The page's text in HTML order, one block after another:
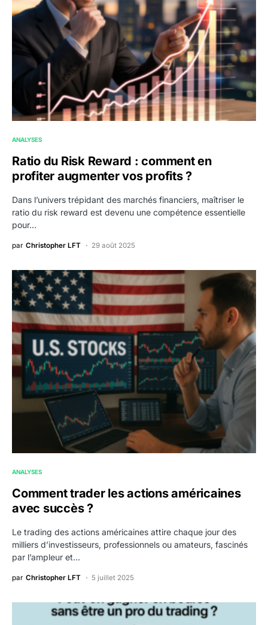
ANALYSES
Ratio du Risk Reward : comment en
profiter augmenter vos profits ?
Dans l’univers trépidant des marchés financiers, maîtriser le
ratio du risk reward est devenu une compétence essentielle
pour…
par Christopher LFT 29 août 2025
ANALYSES
Comment trader les actions américaines
avec succès ?
Le trading des actions américaines attire chaque jour des
milliers d’investisseurs, professionnels ou amateurs, fascinés
par l’ampleur et…
par Christopher LFT 5 juillet 2025